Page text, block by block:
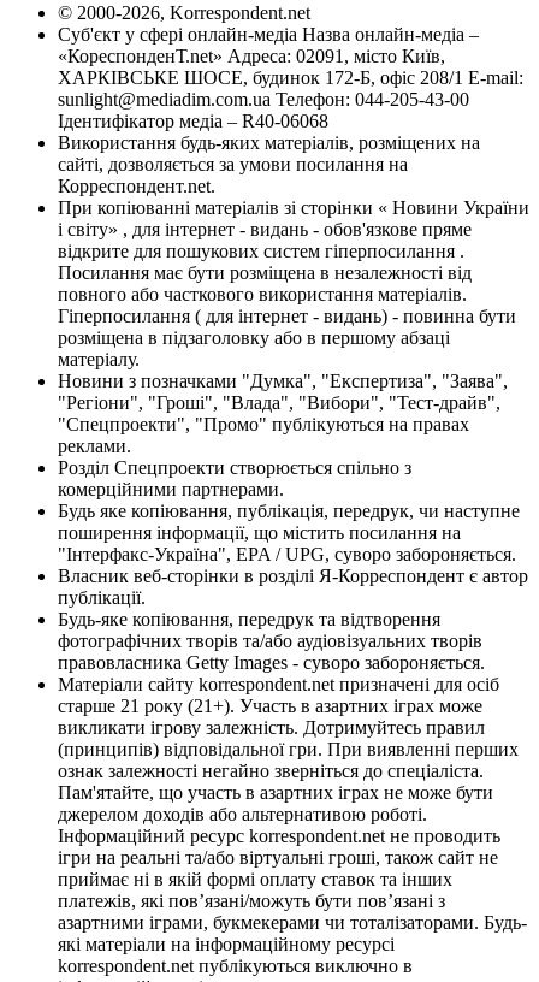
© 2000-2026, Korrespondent.net
Суб'єкт у сфері онлайн-медіа Назва онлайн-медіа –
«КореспонденТ.net» Адреса: 02091, місто Київ,
ХАРКІВСЬКЕ ШОСЕ, будинок 172-Б, офіс 208/1 E-mail:
sunlight@mediadim.com.ua Телефон: 044-205-43-00
Ідентифікатор медіа – R40-06068
Використання будь-яких матеріалів, розміщених на
сайті, дозволяється за умови посилання на
Корреспондент.net.
При копіюванні матеріалів зі сторінки « Новини України
і світу» , для інтернет - видань - обов'язкове пряме
відкрите для пошукових систем гіперпосилання .
Посилання має бути розміщена в незалежності від
повного або часткового використання матеріалів.
Гіперпосилання ( для інтернет - видань) - повинна бути
розміщена в підзаголовку або в першому абзаці
матеріалу.
Новини з позначками "Думка", "Експертиза", "Заява",
"Регіони", "Гроші", "Влада", "Вибори", "Тест-драйв",
"Спецпроекти", "Промо" публікуються на правах
реклами.
Розділ Спецпроекти створюється спільно з
комерційними партнерами.
Будь яке копіювання, публікація, передрук, чи наступне
поширення інформації, що містить посилання на
"Інтерфакс-Україна", EPA / UPG, суворо забороняється.
Власник веб-сторінки в розділі Я-Корреспондент є автор
публікації.
Будь-яке копіювання, передрук та відтворення
фотографічних творів та/або аудіовізуальних творів
правовласника Getty Images - суворо забороняється.
Матеріали сайту korrespondent.net призначені для осіб
старше 21 року (21+). Участь в азартних іграх може
викликати ігрову залежність. Дотримуйтесь правил
(принципів) відповідальної гри. При виявленні перших
ознак залежності негайно зверніться до спеціаліста.
Пам'ятайте, що участь в азартних іграх не може бути
джерелом доходів або альтернативою роботі.
Інформаційний ресурс korrespondent.net не проводить
ігри на реальні та/або віртуальні гроші, також сайт не
приймає ні в якій формі оплату ставок та інших
платежів, які пов’язані/можуть бути пов’язані з
азартними іграми, букмекерами чи тоталізаторами. Будь-
які матеріали на інформаційному ресурсі
korrespondent.net публікуються виключно в